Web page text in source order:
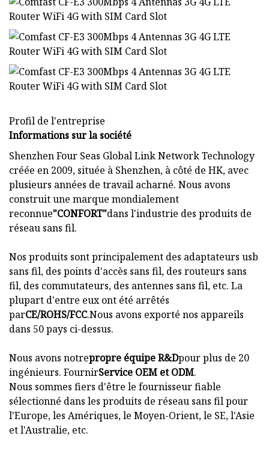
Profil de l'entreprise
Informations sur la société
Shenzhen Four Seas Global Link Network Technology
créée en 2009, située à Shenzhen, à côté de HK, avec
plusieurs années de travail acharné. Nous avons
construit une marque mondialement
reconnue"CONFORT"dans l'industrie des produits de
réseau sans fil.
Nos produits sont principalement des adaptateurs usb
sans fil, des points d'accès sans fil, des routeurs sans
fil, des commutateurs, des antennes sans fil, etc. La
plupart d'entre eux ont été arrêtés
parCE/ROHS/FCC.Nous avons exporté nos appareils
dans 50 pays ci-dessus.
Nous avons notrepropre équipe R&Dpour plus de 20
ingénieurs. FournirService OEM et ODM.
Nous sommes fiers d'être le fournisseur fiable
sélectionné dans les produits de réseau sans fil pour
l'Europe, les Amériques, le Moyen-Orient, le SE, l'Asie
et l'Australie, etc.